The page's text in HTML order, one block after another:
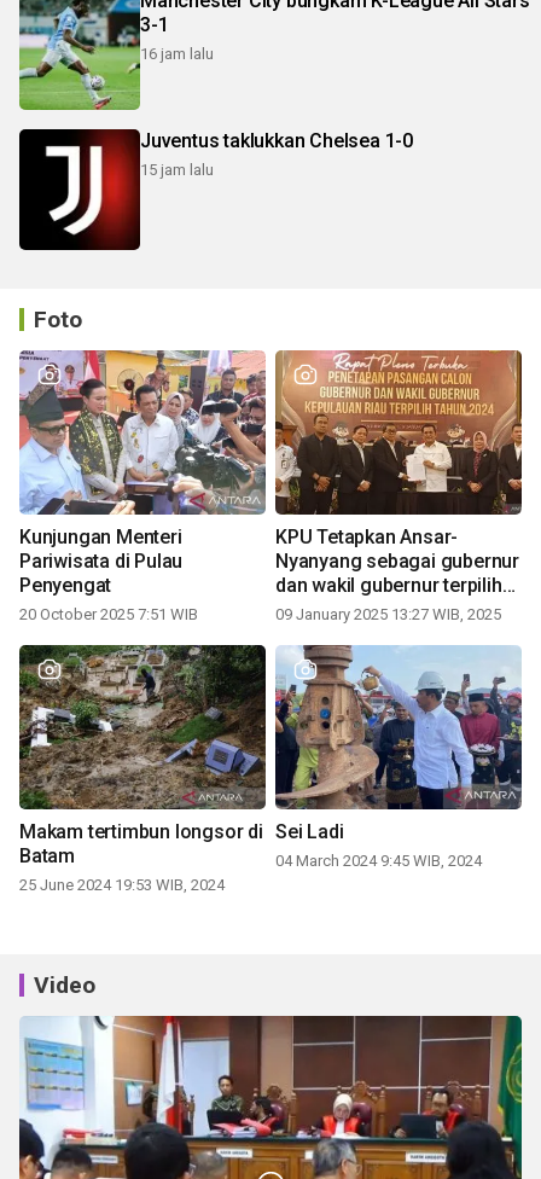
3-1
16 jam lalu
Juventus taklukkan Chelsea 1-0
15 jam lalu
Foto
Kunjungan Menteri
Pariwisata di Pulau
Penyengat
20 October 2025 7:51 WIB
KPU Tetapkan Ansar-
Nyanyang sebagai gubernur
dan wakil gubernur terpilih
periode 2025-2030
09 January 2025 13:27 WIB, 2025
Makam tertimbun longsor di
Batam
25 June 2024 19:53 WIB, 2024
Sei Ladi
04 March 2024 9:45 WIB, 2024
Video